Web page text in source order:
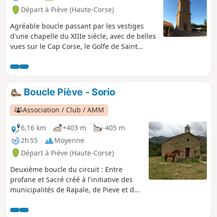
puis une descente dans un maquis, on atteint les berges du
petit fleuve côtier "le Bevincu" enjambé par ses ponts
génois. Le centre du village permet d'apprécier l'important
patrimoine vernaculaire de Murato. Parcours formellement
déconseillé du 15/07 au 31/10/2026 cf informations
Départ à Piève (Haute-Corse)
Agréable boucle passant par les vestiges
d'une chapelle du XIIIe siècle, avec de belles
vues sur le Cap Corse, le Golfe de Saint
Boucle Piève - Sorio
Association / Club / AMM
6,16 km
+403 m
-405 m
2h 55
Moyenne
Départ à Piève (Haute-Corse)
Deuxième boucle du circuit : Entre
profane et Sacré créé à l'initiative des
municipalités de Rapale, de Pieve et de
de communication qui reliaient les trois